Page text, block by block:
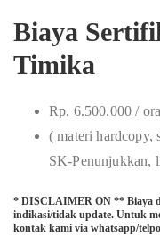
Biaya
Timika
Rp. 6.500.000 /
( materi hardcopy,
SK-Penunjukkan,
* DISCLAIMER ON ** Biaya
indikasi/tidak update. Untuk
kontak kami via whatsapp/